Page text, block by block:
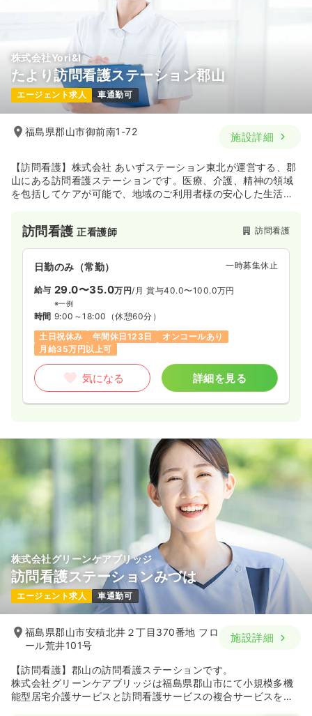
株式会社Yori&I
たより訪問看護ステーション郡山
エージェント求人 車通勤可
福島県郡山市御前南1-72 施設詳細
【訪問看護】株式会社 あいずステーション東北が運営する、郡
山にある訪問看護ステーションです。医療、介護、精神の領域
を包括してケアが可能で、地域のご利用者様の安心した生活を
ッチして」という理念を胸に、病気や障がいがある方でも自宅
で過ごしたい、最期は自宅で過ごしたい、というご利用者さ
ま・ご家族さまの願いに寄り添った看護・サービスを大切にし
ています。
訪問看護正看護師 訪問看護
日勤のみ（常勤） 一時募集休止
給与 29.0〜35.0万円/月 賞与40.0〜100.0万円
※一例
時間 9:00～18:00 （休憩60分）
土日祝休み
年間休日123日
オンコールあり
月給35万円以上可
気になる 詳細を見る
株式会社グリーンケアブリッジ
訪問看護ステーションみづは
エージェント求人 車通勤可
福島県郡山市安積北井２丁目370番地 フロ
ール荒井101号
施設詳細
【訪問看護】郡山の訪問看護ステーションです。
株式会社グリーンケアブリッジは福島県郡山市にて小規模多機
能型居宅介護サービスと訪問看護サービスの複合サービスをご